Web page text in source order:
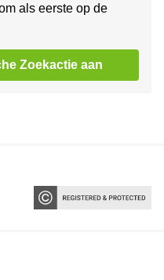
als eerste op de
Zoekactie aan